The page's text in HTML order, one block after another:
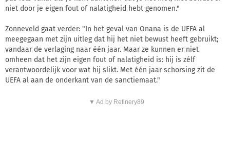
niet door je eigen fout of nalatigheid hebt genomen."
Zonneveld gaat verder: "In het geval van Onana is de UEFA al
meegegaan met zijn uitleg dat hij het niet bewust heeft gebruikt;
vandaar de verlaging naar één jaar. Maar ze kunnen er niet
omheen dat het zijn eigen fout of nalatigheid is: hij is zélf
verantwoordelijk voor wat hij slikt. Met één jaar schorsing zit de
UEFA al aan de onderkant van de sanctiemaat."
▼ Ad by Refinery89